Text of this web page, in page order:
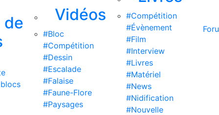
de
Vidéos
#Bloc
#Compétition
#Dessin
#Escalade
#Falaise
#Faune-Flore
#Paysages
#Compétition
#Évènement
#Film
#Interview
#Livres
#Matériel
#News
#Nidification
#Nouvelle